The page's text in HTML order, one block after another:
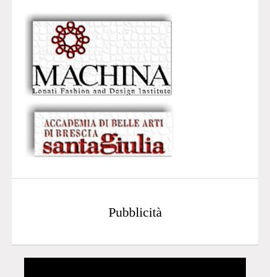
Pubblicità